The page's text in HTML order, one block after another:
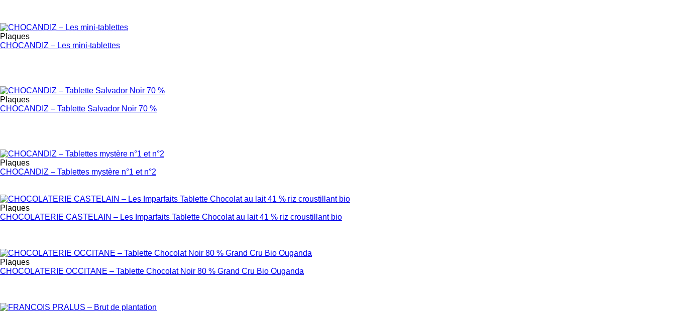
Plaques
CHOCANDIZ – Les mini-tablettes
Plaques
CHOCANDIZ – Tablette Salvador Noir 70 %
Plaques
CHOCANDIZ – Tablettes mystère n°1 et n°2
Plaques
CHOCOLATERIE CASTELAIN – Les Imparfaits Tablette Chocolat au lait 41 % riz croustillant bio
Plaques
CHOCOLATERIE OCCITANE – Tablette Chocolat Noir 80 % Grand Cru Bio Ouganda